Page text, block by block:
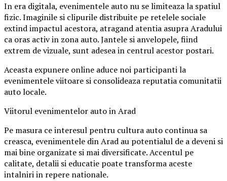
In era digitala, evenimentele auto nu se limiteaza la spatiul
fizic. Imaginile si clipurile distribuite pe retelele sociale
extind impactul acestora, atragand atentia asupra Aradului
ca oras activ in zona auto. Jantele si anvelopele, fiind
extrem de vizuale, sunt adesea in centrul acestor postari.
Aceasta expunere online aduce noi participanti la
evenimentele viitoare si consolideaza reputatia comunitatii
auto locale.
Viitorul evenimentelor auto in Arad
Pe masura ce interesul pentru cultura auto continua sa
creasca, evenimentele din Arad au potentialul de a deveni si
mai bine organizate si mai diversificate. Accentul pe
calitate, detalii si educatie poate transforma aceste
intalniri in repere nationale.